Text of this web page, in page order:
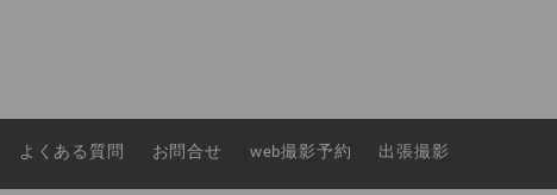
よくある質問 お問合せ web撮影予約 出張撮影